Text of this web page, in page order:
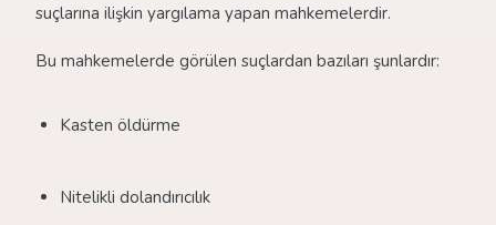
suçlarına ilişkin yargılama yapan mahkemelerdir.
Bu mahkemelerde görülen suçlardan bazıları şunlardır:
Kasten öldürme
Nitelikli dolandırıcılık